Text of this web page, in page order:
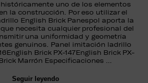
uno de los elementos
la construcción. Por eso utilizar el
English Brick Panespol aporta la
necesita cualquier profesional del
una uniformidad y geometría
genuinos. Panel imitación ladrillo
Brick PX-147English Brick PX-
Marrón Especificaciones …
Seguir leyendo